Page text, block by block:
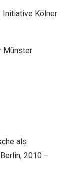
Initiative Kölner
Münster
als
2010 –